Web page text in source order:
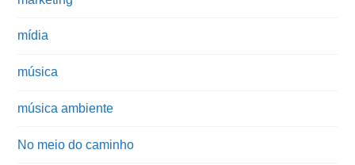
mídia
música
música ambiente
No meio do caminho